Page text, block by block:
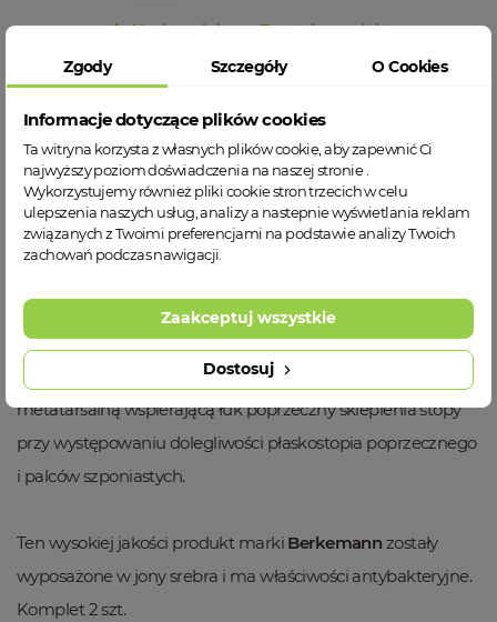
Napisz opinię Zapytaj o produkt
- wysyłka 1 - 2 dni robocze
- darmowa dostawa od 199 zł
- 14 dniowe prawo zwrotu
OPIS PRODUKTU
. Wkładki na przodostopie z pelotą
metatarsalną wspierającą łuk poprzeczny sklepienia stopy
przy występowaniu dolegliwości płaskostopia poprzecznego
i palców szponiastych.
Ten wysokiej jakości produkt marki Berkemann zostały
wyposażone w jony srebra i ma właściwości antybakteryjne.
Komplet 2 szt.
Zgody Szczegóły O Cookies
Informacje dotyczące plików cookies
Ta witryna korzysta z własnych plików cookie, aby zapewnić Ci
najwyższy poziom doświadczenia na naszej stronie .
Wykorzystujemy również pliki cookie stron trzecich w celu
ulepszenia naszych usług, analizy a nastepnie wyświetlania reklam
związanych z Twoimi preferencjami na podstawie analizy Twoich
zachowań podczas nawigacji.
Dostosuj
Zaakceptuj wszystkie